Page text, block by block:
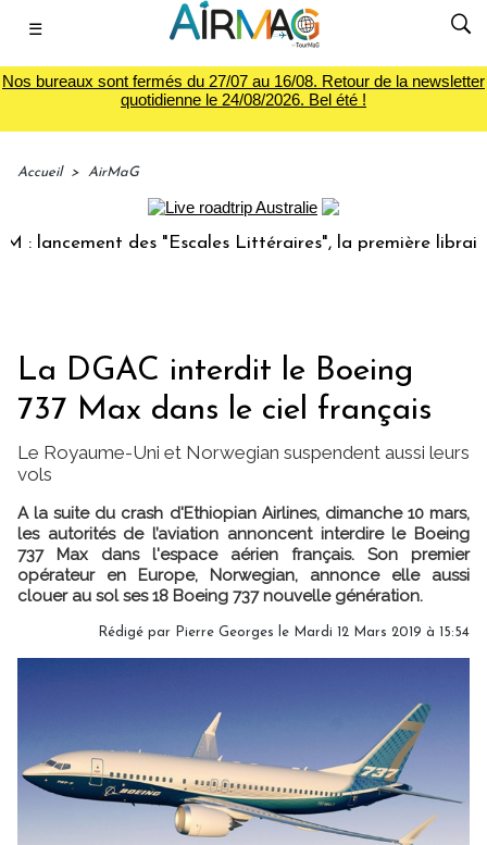
☰
Nos bureaux sont fermés du 27/07 au 16/08. Retour de la newsletter
quotidienne le 24/08/2026. Bel été !
Accueil > AirMaG
des "Escales Littéraires", la première librairie du
La DGAC interdit le Boeing
737 Max dans le ciel français
Le Royaume-Uni et Norwegian suspendent aussi leurs
vols
A la suite du crash d'Ethiopian Airlines, dimanche 10 mars,
les autorités de l’aviation annoncent interdire le Boeing
737 Max dans l'espace aérien français. Son premier
opérateur en Europe, Norwegian, annonce elle aussi
clouer au sol ses 18 Boeing 737 nouvelle génération.
Rédigé par Pierre Georges le Mardi 12 Mars 2019 à 15:54